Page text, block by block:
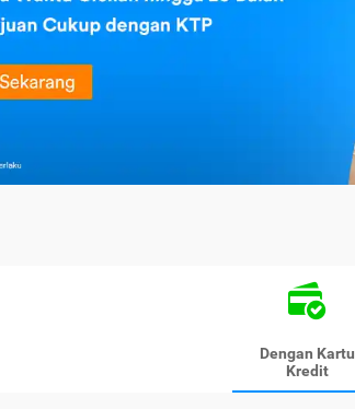
Dengan Kartu
Kredit